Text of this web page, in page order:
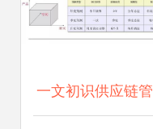
一文初识供应链管